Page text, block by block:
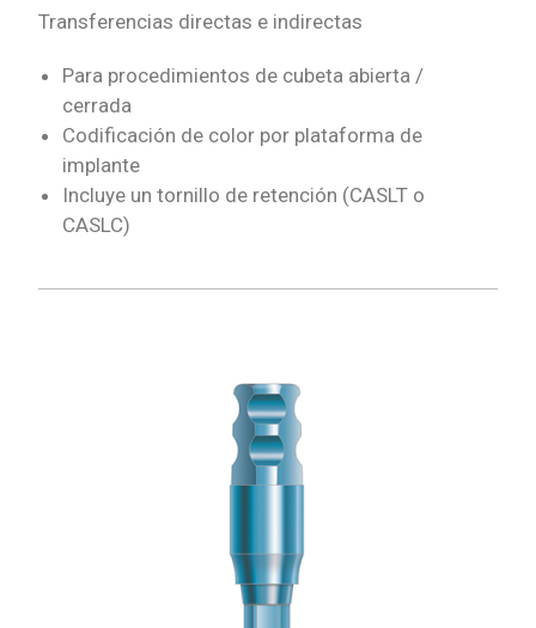
Transferencias directas e indirectas
Para procedimientos de cubeta abierta /
cerrada
Codificación de color por plataforma de
implante
Incluye un tornillo de retención (CASLT o
CASLC)